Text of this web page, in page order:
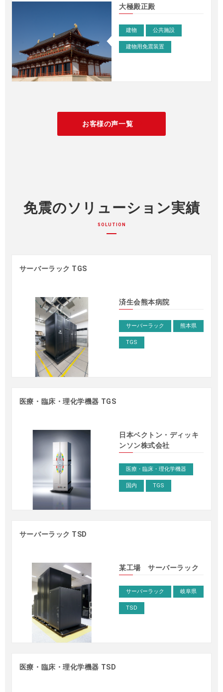
事例 – 医療・臨床・理化学機器
事例 – サーバーラック
大極殿正殿
建物 公共施設
建物用免震装置
お客様の声一覧
免震のソリューション実績
SOLUTION
サーバーラック TGS
済生会熊本病院
サーバーラック 熊本県
TGS
医療・臨床・理化学機器 TGS
日本ベクトン・ディッキ
ンソン株式会社
医療・臨床・理化学機器
国内 TGS
サーバーラック TSD
某工場 サーバーラック
サーバーラック 岐阜県
TSD
医療・臨床・理化学機器 TSD